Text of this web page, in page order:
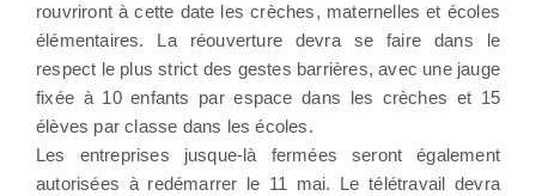
rouvriront à cette date les crèches, maternelles et écoles
élémentaires. La réouverture devra se faire dans le
respect le plus strict des gestes barrières, avec une jauge
fixée à 10 enfants par espace dans les crèches et 15
élèves par classe dans les écoles.
Les entreprises jusque-là fermées seront également
autorisées à redémarrer le 11 mai. Le télétravail devra